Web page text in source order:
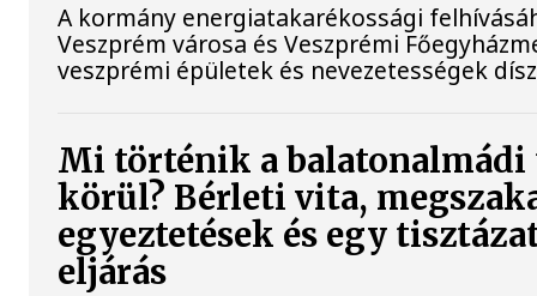
A kormány energiatakarékossági
Veszprém városa és Veszprémi
veszprémi épületek és nevezetességek
Mi történik a balatonalmádi
körül? Bérleti vita,
egyeztetések és egy
eljárás